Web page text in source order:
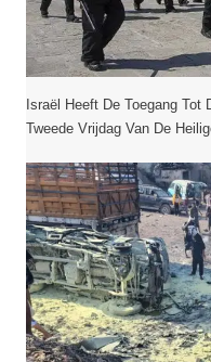
Israël Heeft De Toegang Tot
Tweede Vrijdag Van De